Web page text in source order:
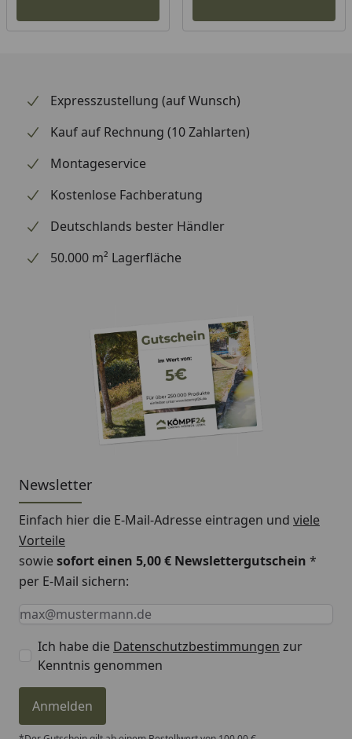
hochklappen und ist passend für rundes Gourmet
*Weber Works Zubehör separat erhältlich.
Expresszustellung (auf Wunsch)
Kauf auf Rechnung (10 Zahlarten)
Montageservice
Kostenlose Fachberatung
Deutschlands bester Händler
50.000 m² Lagerfläche
Newsletter
Einfach hier die E-Mail-Adresse eintragen und viele
Vorteile
sowiesofort einen 5,00 € Newslettergutschein *
per E-Mail sichern:
Keine Eingabe erforderlich
Eingabe erforderlich
E-Mail *
Ich habe die Datenschutzbestimmungen zur
Kenntnis genommen
Anmelden